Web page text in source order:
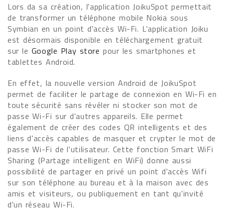
Lors da sa création, l'application JoikuSpot permettait
de transformer un téléphone mobile Nokia sous
Symbian en un point d'accès Wi-Fi. L'application Joiku
est désormais disponible en téléchargement gratuit
sur le Google Play storepour les smartphones et
tablettes Android.
En effet, la nouvelle version Android de JoikuSpot
permet de faciliter le partage de connexion en Wi-Fi en
toute sécurité sans révéler ni stocker son mot de
passe Wi-Fi sur d'autres appareils. Elle permet
également de créer des codes QR intelligents et des
liens d'accès capables de masquer et crypter le mot de
passe Wi-Fi de l'utilisateur. Cette fonction Smart WiFi
Sharing (Partage intelligent en WiFi) donne aussi
possibilité de partager en privé un point d'accès Wifi
sur son téléphone au bureau et à la maison avec des
amis et visiteurs, ou publiquement en tant qu'invité
d'un réseau Wi-Fi.